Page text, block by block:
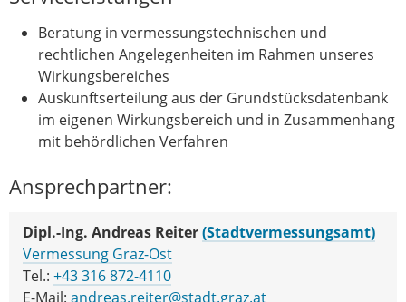
Beratung in vermessungstechnischen und
rechtlichen Angelegenheiten im Rahmen unseres
Wirkungsbereiches
Auskunftserteilung aus der Grundstücksdatenbank
im eigenen Wirkungsbereich und in Zusammenhang
mit behördlichen Verfahren
Ansprechpartner:
Dipl.-Ing. Andreas Reiter(Stadtvermessungsamt)
Vermessung Graz-Ost
Tel.: +43 316 872-4110
E-Mail: andreas.reiter@stadt.graz.at